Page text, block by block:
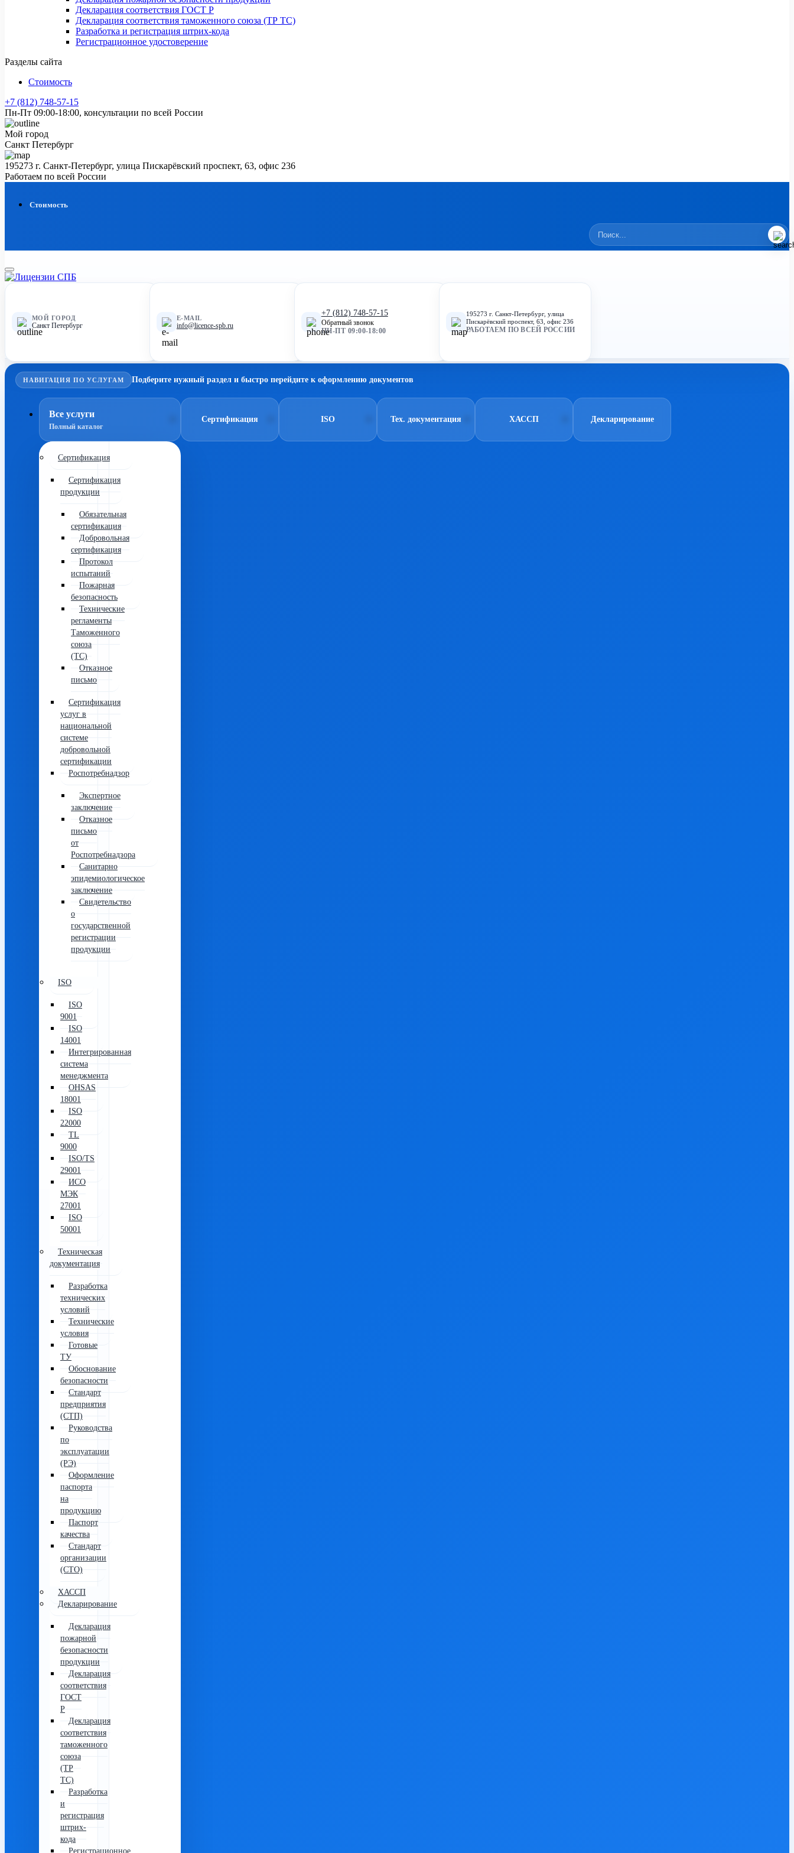
Декларация соответствия ГОСТ Р
Декларация соответствия таможенного союза (ТР ТС)
Разработка и регистрация штрих-кода
Регистрационное удостоверение
Разделы сайта
Стоимость
+7 (812) 748-57-15
Пн-Пт 09:00-18:00, консультации по всей России
Мой город
Санкт Петербург
195273 г. Санкт-Петербург, улица Пискарёвский проспект, 63, офис 236
Работаем по всей России
Стоимость
МОЙ ГОРОД
Санкт Петербург
E-MAIL
info@licence-spb.ru
+7 (812) 748-57-15
Обратный звонок
ПН-ПТ 09:00-18:00
195273 г. Санкт-Петербург, улица
Пискарёвский проспект, 63, офис 236
РАБОТАЕМ ПО ВСЕЙ РОССИИ
НАВИГАЦИЯ ПО УСЛУГАМ Подберите нужный раздел и быстро перейдите к оформлению документов
Все услуги
Полный каталог
Сертификация
Сертификация
продукции
Обязательная
сертификация
Добровольная
сертификация
Протокол
испытаний
Пожарная
безопасность
Технические
регламенты
Таможенного
союза
(ТС)
Отказное
письмо
Сертификация
услуг в
национальной
системе
добровольной
сертификации
Роспотребнадзор
Экспертное
заключение
Отказное
письмо
от
Роспотребнадзора
Санитарно
эпидемиологическое
заключение
Свидетельство
о
государственной
регистрации
продукции
ISO
ISO
9001
ISO
14001
Интегрированная
система
менеджмента
OHSAS
18001
ISO
22000
TL
9000
ISO/TS
29001
ИСО
МЭК
27001
ISO
50001
Техническая
документация
Разработка
технических
условий
Технические
условия
Готовые
ТУ
Обоснование
безопасности
Стандарт
предприятия
(СТП)
Руководства
по
эксплуатации
(РЭ)
Оформление
паспорта
на
продукцию
Паспорт
качества
Стандарт
организации
(СТО)
ХАССП
Декларирование
Декларация
пожарной
безопасности
продукции
Декларация
соответствия
ГОСТ
Р
Декларация
соответствия
таможенного
союза
(ТР
ТС)
Разработка
и
регистрация
штрих-
кода
Регистрационное
Сертификация ISO Тех. документация ХАССП Декларирование